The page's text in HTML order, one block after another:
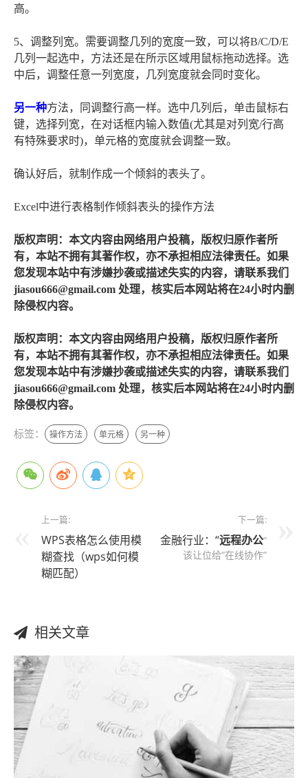
高。
5、调整列宽。需要调整几列的宽度一致，可以将B/C/D/E
几列一起选中，方法还是在所示区域用鼠标拖动选择。选
中后，调整任意一列宽度，几列宽度就会同时变化。
另一种方法，同调整行高一样。选中几列后，单击鼠标右
键，选择列宽，在对话框内输入数值(尤其是对列宽/行高
有特殊要求时)，单元格的宽度就会调整一致。
确认好后，就制作成一个倾斜的表头了。
Excel中进行表格制作倾斜表头的操作方法
版权声明：本文内容由网络用户投稿，版权归原作者所
有，本站不拥有其著作权，亦不承担相应法律责任。如果
您发现本站中有涉嫌抄袭或描述失实的内容，请联系我们
jiasou666@gmail.com 处理，核实后本网站将在24小时内删
除侵权内容。
版权声明：本文内容由网络用户投稿，版权归原作者所
有，本站不拥有其著作权，亦不承担相应法律责任。如果
您发现本站中有涉嫌抄袭或描述失实的内容，请联系我们
jiasou666@gmail.com 处理，核实后本网站将在24小时内删
除侵权内容。
标签： 操作方法 单元格 另一种
上一篇:
WPS表格怎么使用模
糊查找（wps如何模
糊匹配）
下一篇:
金融行业：“远程办公”
该让位给“在线协作”
相关文章